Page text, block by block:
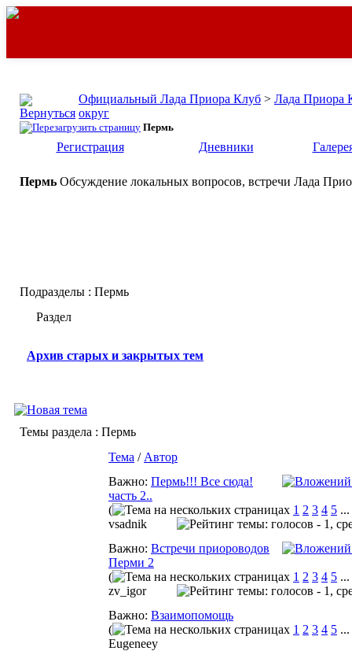
Официальный Лада Приора Клуб > Лада Приора
округ
Пермь
Регистрация Дневники
Пермь Обсуждение локальных вопросов, встречи Лада
Подразделы : Пермь
Раздел
Архив старых и закрытых тем
Темы раздела : Пермь
Тема / Автор
Важно: Пермь!!! Все сюда!
часть 2..
(
1 2 3 4 5 ...
vsadnik
Важно: Встречи приороводов
Перми 2
(
1 2 3 4 5 ...
zv_igor
Важно: Взаимопомощь
(
1 2 3 4 5 ...
Eugeneey